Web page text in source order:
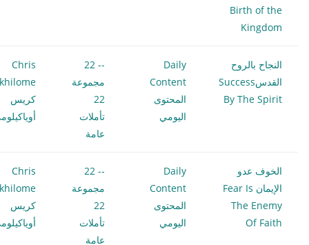
Birth of the
Kingdom
النجاح بالروح
القدسSuccess
By The Spirit
Daily
Content
المحتوى
اليومي
-- 22
مجموعة
22
تأملات
عامة
Chris
كريس
الخوف عدو
الإيمان Fear Is
The Enemy
Of Faith
Daily
Content
المحتوى
اليومي
-- 22
مجموعة
22
تأملات
عامة
Chris
كريس